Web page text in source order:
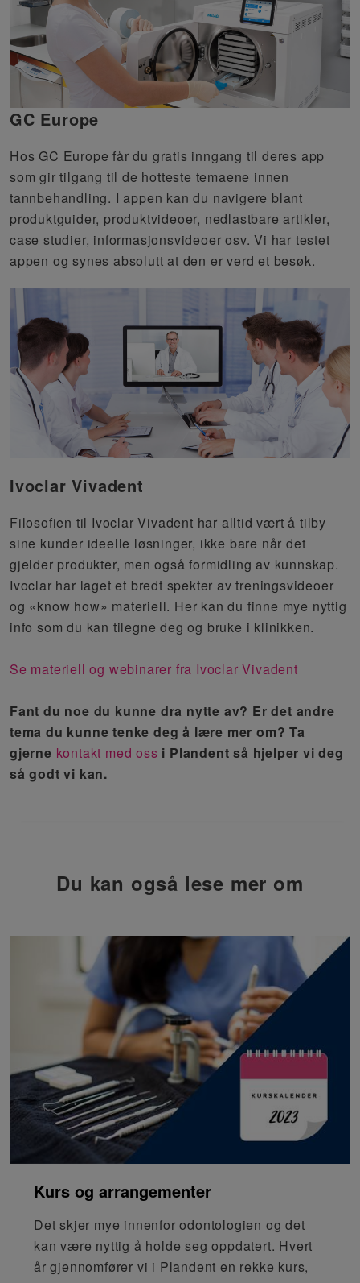
GC Europe
Hos GC Europe får du gratis inngang til deres app
som gir tilgang til de hotteste temaene innen
tannbehandling. I appen kan du navigere blant
produktguider, produktvideoer, nedlastbare artikler,
case studier, informasjonsvideoer osv. Vi har testet
appen og synes absolutt at den er verd et besøk.
Ivoclar Vivadent
Filosofien til Ivoclar Vivadent har alltid vært å tilby
sine kunder ideelle løsninger, ikke bare når det
gjelder produkter, menogså formidling av kunnskap.
Ivoclar har laget et bredt spekter av treningsvideoer
og «know how» materiell. Her kan du finne mye nyttig
info som du kan tilegne deg og bruke i klinikken.
Se materiell og webinarer fra Ivoclar Vivadent
Fant du noe du kunne dra nytte av? Er det andre
tema du kunne tenke deg å lære mer om? Ta
gjerne kontakt med oss i Plandent så hjelper vi deg
så godt vi kan.
Du kan også lese mer om
Kurs og arrangementer
Det skjer mye innenfor odontologien og det
kan være nyttig å holde seg oppdatert. Hvert
år gjennomfører vi i Plandent en rekke kurs,